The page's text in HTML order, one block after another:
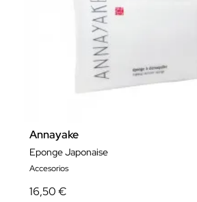
Annayake
Eponge Japonaise
Accesorios
16,50 €